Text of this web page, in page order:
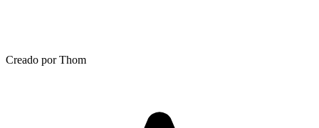
Creado por Thom